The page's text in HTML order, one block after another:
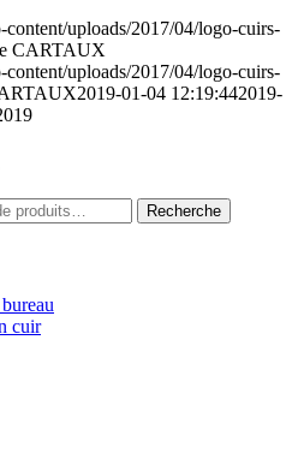
uploads/2017/04/logo-cuirs-
CARTAUX
uploads/2017/04/logo-cuirs-
2019-01-04 12:19:442019-
Recherche
cuir